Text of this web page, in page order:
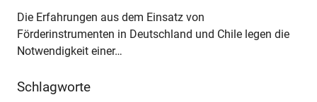
Die Erfahrungen aus dem Einsatz von
Förderinstrumenten in Deutschland und Chile legen die
Notwendigkeit einer…
Schlagworte